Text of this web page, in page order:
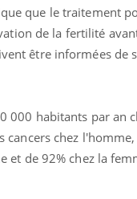
que le traitement
de la fertilité
être informées
000 habitants par an
chez
et de 92% chez la